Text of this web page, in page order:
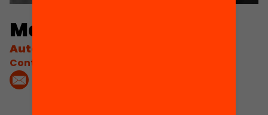
Mats Ekholm
Autor
Contacta'm: